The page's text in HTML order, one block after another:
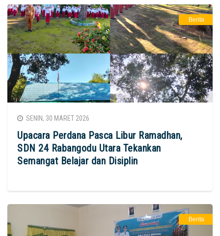
Berita
SENIN, 30 MARET 2026
Upacara Perdana Pasca Libur Ramadhan,
SDN 24 Rabangodu Utara Tekankan
Semangat Belajar dan Disiplin
Berita